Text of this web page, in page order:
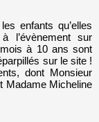
enfants qu’elles
l’évènement sur
à 10 ans sont
sur le site !
dont Monsieur
Madame Micheline